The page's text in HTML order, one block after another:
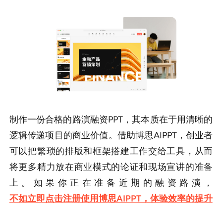
制作一份合格的路演融资PPT，其本质在于用清晰的
逻辑传递项目的商业价值。借助博思AIPPT，创业者
可以把繁琐的排版和框架搭建工作交给工具，从而
将更多精力放在商业模式的论证和现场宣讲的准备
上。如果你正在准备近期的融资路演，
不如立即点击注册使用博思AIPPT，体验效率的提升